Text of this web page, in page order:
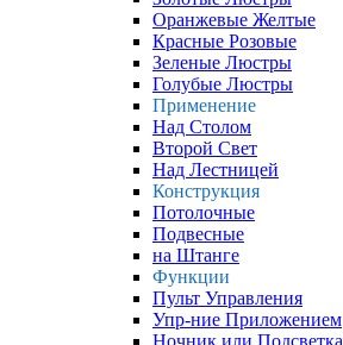
Оранжевые Желтые
Красные Розовые
Зеленые Люстры
Голубые Люстры
Применение
Над Столом
Второй Свет
Над Лестницей
Конструкция
Потолочные
Подвесные
на Штанге
Функции
Пульт Управления
Упр-ние Приложением
Ночник или Подсветка